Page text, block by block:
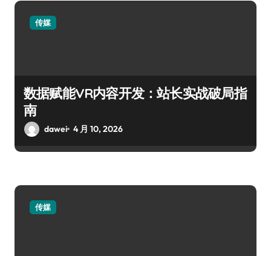
传媒
数据赋能VR内容开发：站长实战破局指
南
dawei 4 月 10, 2026
传媒